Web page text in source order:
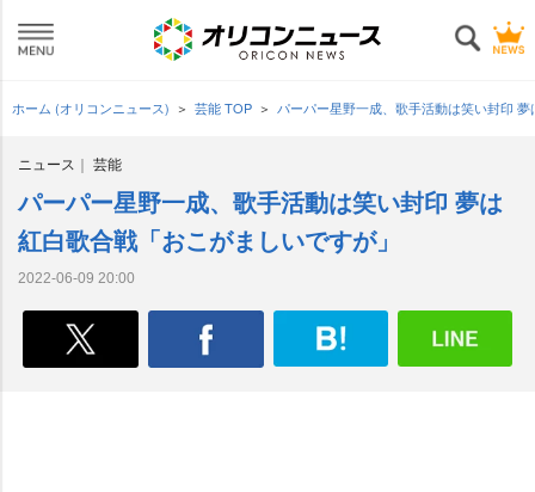
ホーム (オリコンニュース) 芸能 TOP パーパー星野一成、歌手活動は笑い封印
ニュース 芸能
パーパー星野一成、歌手活動は笑い封印 夢は
紅白歌合戦「おこがましいですが」
2022-06-09 20:00